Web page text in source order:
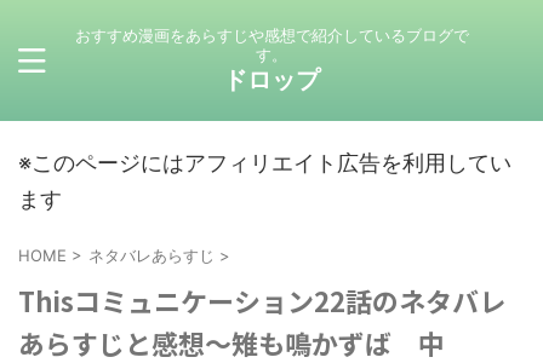
おすすめ漫画をあらすじや感想で紹介しているブログで
す。
ドロップ
※このページにはアフィリエイト広告を利用してい
ます
HOME > ネタバレあらすじ >
Thisコミュニケーション22話のネタバレ
あらすじと感想～雉も鳴かずば 中